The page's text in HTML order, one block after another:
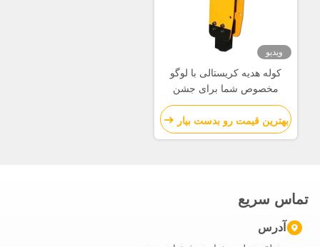
ویدیو
کوله هدیه کریستالی با لوگو
مخصوص شما برای جشن
کریسمس
بهترین قیمت رو بدست بیار
تماس سریع
آدرس